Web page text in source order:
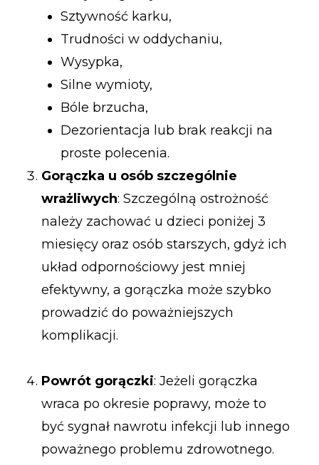
Sztywność karku,
Trudności w oddychaniu,
Wysypka,
Silne wymioty,
Bóle brzucha,
Dezorientacja lub brak reakcji na
proste polecenia.
Gorączka u osób szczególnie
wrażliwych: Szczególną ostrożność
należy zachować u dzieci poniżej 3
miesięcy oraz osób starszych, gdyż ich
układ odpornościowy jest mniej
efektywny, a gorączka może szybko
prowadzić do poważniejszych
komplikacji.
Powrót gorączki: Jeżeli gorączka
wraca po okresie poprawy, może to
być sygnał nawrotu infekcji lub innego
poważnego problemu zdrowotnego.